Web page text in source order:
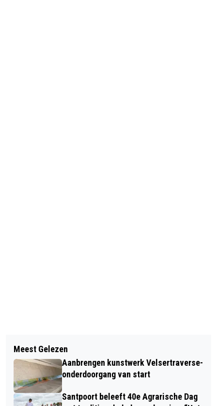
SCHAPEN WORDEN GESCHOREN OP
KINDERBOERDERIJ DE BAAK
BIBLIOTHEEK IJMOND NOORD
PRESENTEERT: DE LONKENDE
LEESTAFEL – DWALEN MET VERHALEN
Meest Gelezen
Aanbrengen kunstwerk Velsertraverse-
onderdoorgang van start
Santpoort beleeft 40e Agrarische Dag